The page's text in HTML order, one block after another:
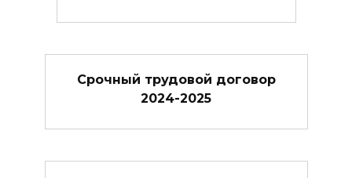
Cрочный трудовой договор
2024-2025